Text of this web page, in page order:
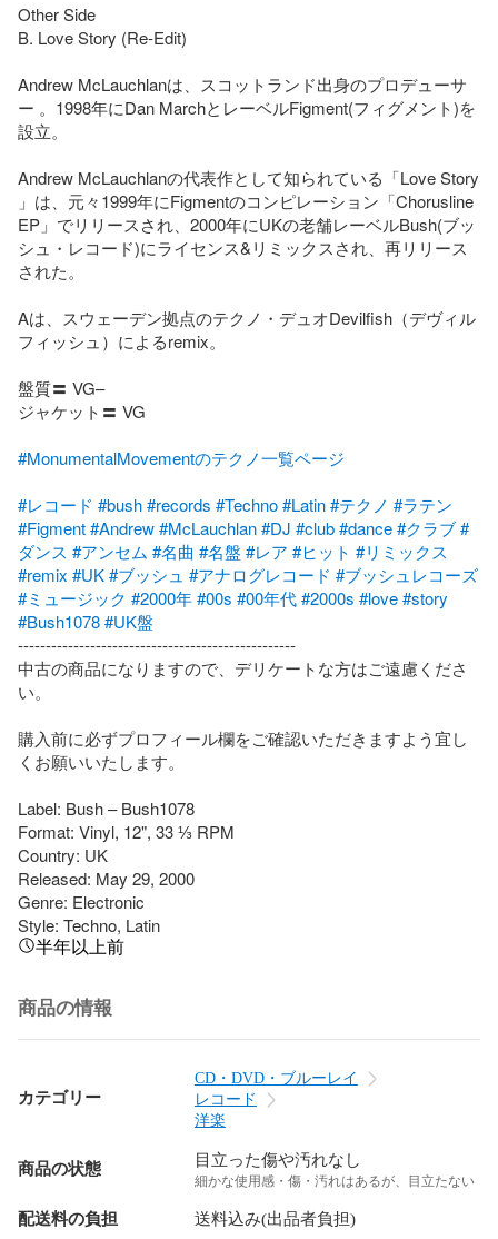
Other Side
B. Love Story (Re-Edit)
Andrew McLauchlanは、スコットランド出身のプロデューサ
ー 。1998年にDan MarchとレーベルFigment(フィグメント)を
設立。
Andrew McLauchlanの代表作として知られている「Love Story
」は、元々1999年にFigmentのコンピレーション「Chorusline
EP」でリリースされ、2000年にUKの老舗レーベルBush(ブッ
シュ・レコード)にライセンス&リミックスされ、再リリース
された。
Aは、スウェーデン拠点のテクノ・デュオDevilfish（デヴィル
フィッシュ）によるremix。
盤質〓 VG–
ジャケット〓 VG
#MonumentalMovementのテクノ一覧ページ
#レコード #bush#records #Techno#Latin#テクノ #ラテン
#Figment#Andrew#McLauchlan#DJ #club#dance#クラブ#
ダンス #アンセム #名曲 #名盤 #レア #ヒット #リミックス
#remix #UK#ブッシュ #アナログレコード #ブッシュレコーズ
#ミュージック #2000年#00s #00年代#2000s #love#story
#Bush1078#UK盤
--------------------------------------------------
中古の商品になりますので、デリケートな方はご遠慮くださ
い。
購入前に必ずプロフィール欄をご確認いただきますよう宜し
くお願いいたします。
Label: Bush – Bush1078
Format: Vinyl, 12", 33 ⅓ RPM
Country: UK
Released: May 29, 2000
Genre: Electronic
Style: Techno, Latin
半年以上前
商品の情報
カテゴリー
CD・DVD・ブルーレイ
レコード
洋楽
商品の状態 目立った傷や汚れなし
細かな使用感・傷・汚れはあるが、目立たない
配送料の負担 送料込み(出品者負担)